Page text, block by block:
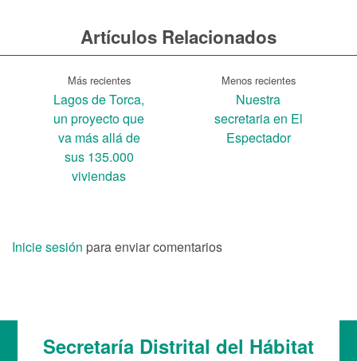
Artículos Relacionados
Más recientes
Lagos de Torca,
un proyecto que
va más allá de
sus 135.000
viviendas
Menos recientes
Nuestra
secretaria en El
Espectador
Inicie sesión para enviar comentarios
Secretaría Distrital del Hábitat